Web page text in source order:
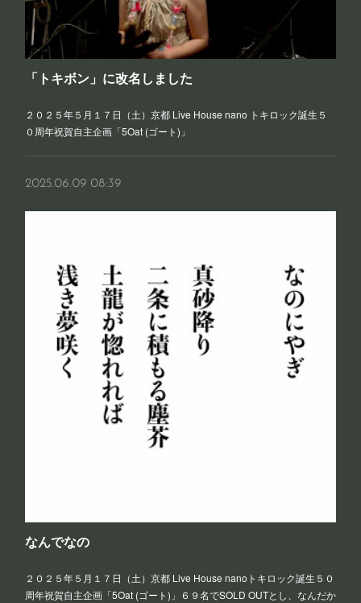
「トキボン」に改名しました
２０２５年５月１７日（土）京都 Live House nano トキロック誕生５
０周年祝賀自主企画「5Oat (ゴート)」
2025.06.09 08:39
なんでなの
２０２５年５月１７日（土）京都 Live House nanoトキロック誕生５０
周年祝賀自主企画「5Oat (ゴート)」６９名でSOLD OUTとし、なんだか